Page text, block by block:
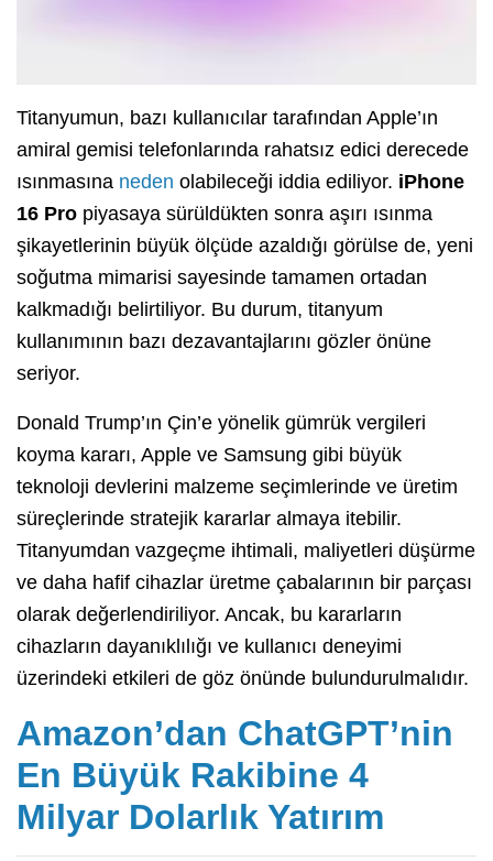
Titanyumun, bazı kullanıcılar tarafından Apple’ın
amiral gemisi telefonlarında rahatsız edici derecede
ısınmasına neden olabileceği iddia ediliyor. iPhone
16 Pro piyasaya sürüldükten sonra aşırı ısınma
şikayetlerinin büyük ölçüde azaldığı görülse de, yeni
soğutma mimarisi sayesinde tamamen ortadan
kalkmadığı belirtiliyor. Bu durum, titanyum
kullanımının bazı dezavantajlarını gözler önüne
seriyor.
Donald Trump’ın Çin’e yönelik gümrük vergileri
koyma kararı, Apple ve Samsung gibi büyük
teknoloji devlerini malzeme seçimlerinde ve üretim
süreçlerinde stratejik kararlar almaya itebilir.
Titanyumdan vazgeçme ihtimali, maliyetleri düşürme
ve daha hafif cihazlar üretme çabalarının bir parçası
olarak değerlendiriliyor. Ancak, bu kararların
cihazların dayanıklılığı ve kullanıcı deneyimi
üzerindeki etkileri de göz önünde bulundurulmalıdır.
Amazon’dan ChatGPT’nin
En Büyük Rakibine 4
Milyar Dolarlık Yatırım